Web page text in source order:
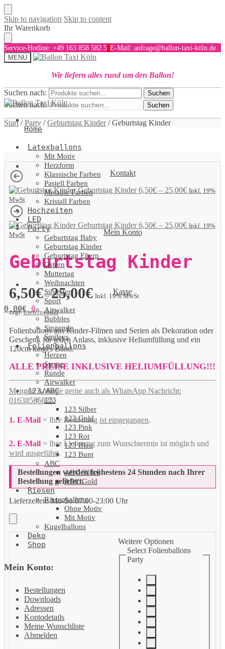
Skip to navigation Skip to content
Ihr Warenkorb
Service-Hotline: +49 163 858 582 5 E-Mail: anfrage@ballon-taxi-köln.de
MENU
Wir liefern alles rund um den Ballon!
Suchen nach: Suchen
Kontakt
Mein Konto
Kasse
0,00€ 0
Suchen nach: Suchen
Home
Latexballons
Mit Motiv
Herzform
Klassische Farben
Pastell Farben
Metallic Farben
Kristall Farben
Hochzeiten
LED
Party
Geburtstag Baby
Geburtstag Kinder
Geburtstag Eltern
Ostern
Muttertag
Weihnachten
Silvester
Sport
Airwalker
Bubbles
Singende
Smileys
Folienballons
Herzen
Sterne
Runde
Airwalker
123/ABC
123
123 Silber
123 Gold
123 Pink
123 Rot
123 Blau
123 Bunt
ABC
ABC Silber
ABC Gold
Riesen
Riesenballons
Ohne Motiv
Mit Motiv
Kugelballons
Deko
Shop
Mein Konto:
Bestellungen
Downloads
Adressen
Kontodetails
Meine Wunschliste
Abmelden
Start /Party /Geburtstag Kinder/Geburtstag Kinder
Geburtstag Kinder 6,50€– 25,00€ Inkl. 19%
MwSt
Geburtstag Kinder 6,50€– 25,00€ Inkl. 19%
MwSt
Geburtstag Kinder
6,50€–25,00€ Inkl. 19% MwSt
zzgl.Liefergebühr
Folienballons aus Kinder-Filmen und Serien als Dekoration oder
Geschenk für jeden Anlass, inklusive Heliumfüllung und ein
120cm langes Band.
ALLE PREISE INKLUSIVE HELIUMFÜLLUNG!!!
Mengen Anfrage gerne auch als WhatsApp Nachricht:
01638585825.
1. E-Mail= Ihre Bestellung ist eingegangen.
2. E-Mail= Ihre Lieferung zum Wunschtermin ist möglich und
wird ausgeführt.
Bestellungen werden frühestens 24 Stunden nach Ihrer
Bestellung geliefert.
Lieferzeiten:Mo-So 07:00-23:00 Uhr
Weitere Optionen
Select Folienballons
Party